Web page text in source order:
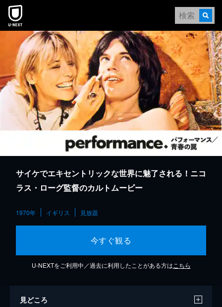
本文へスキップ
サイケでエキセントリックな世界に魅了される！ニコ
ラス・ローグ監督のカルトムービー
1970年 イギリス 見放題
今すぐ観る
U-NEXTをご利用中／過去に利用したことがある方は こちら
見どころ